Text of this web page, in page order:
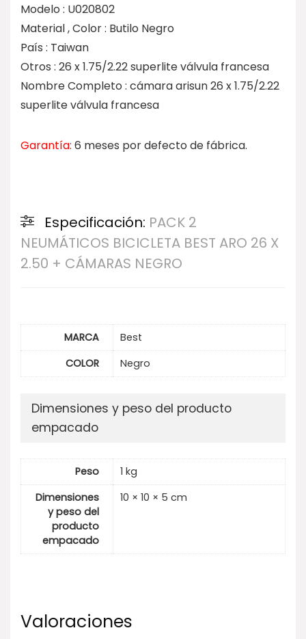
Modelo : U020802
Material , Color : Butilo Negro
País : Taiwan
Otros : 26 x 1.75/2.22 superlite válvula francesa
Nombre Completo : cámara arisun 26 x 1.75/2.22
superlite válvula francesa
Garantía: 6 meses por defecto de fábrica.
Especificación: PACK 2
NEUMÁTICOS BICICLETA BEST ARO 26 X
2.50 + CÁMARAS NEGRO
MARCA
Best
COLOR
Negro
Dimensiones y peso del producto
empacado
Peso
1 kg
Dimensiones
y peso del
producto
empacado
10 × 10 × 5 cm
Valoraciones